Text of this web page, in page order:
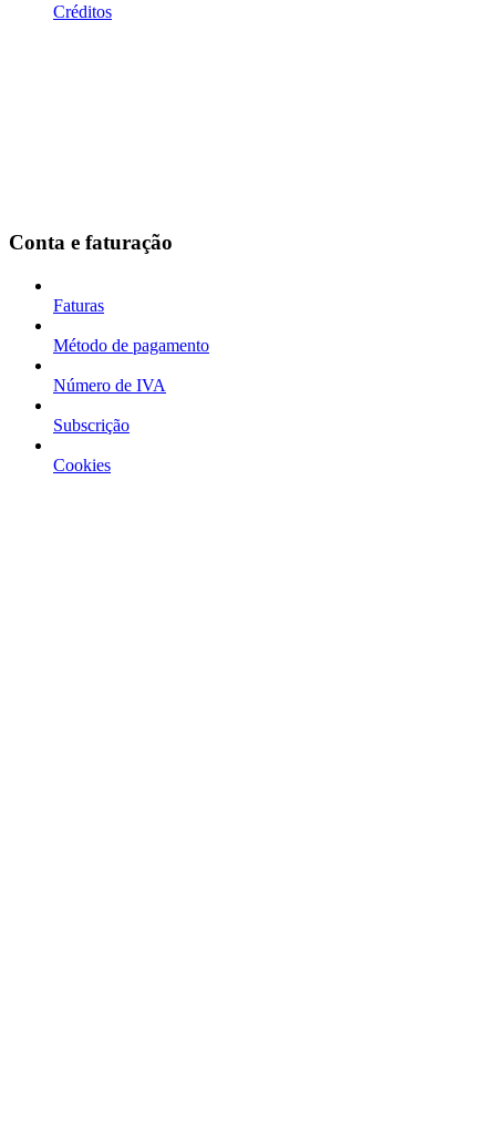
Créditos
Conta e faturação
Faturas
Método de pagamento
Número de IVA
Subscrição
Cookies